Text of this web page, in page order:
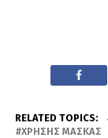
RELATED TOPICS:
ΧΡΉΣΗΣ ΜΆΣΚΑΣ